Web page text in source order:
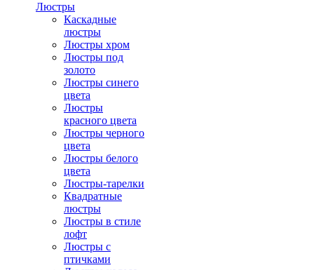
Люстры
Каскадные
люстры
Люстры хром
Люстры под
золото
Люстры синего
цвета
Люстры
красного цвета
Люстры черного
цвета
Люстры белого
цвета
Люстры-тарелки
Квадратные
люстры
Люстры в стиле
лофт
Люстры с
птичками